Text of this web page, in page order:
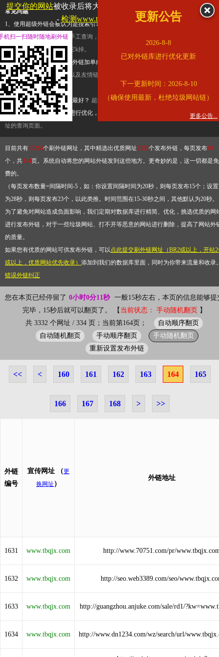
常见问题
1、使用超级外链会被认为是搜索引擎优化作弊吗？ 超级外链只是一个简便而集成
查询工具，模拟的是正常手工查询，不是作弊。如果是作弊，那您可以使用超级外
推广竞争对手的网址，让它k掉。
2、网站优化单纯依靠超级外链加单向链接可行吗？
链，需要结合普通的外链以及友情链接，您可以到站长论坛发布外链，到友情链接
台交换友情链接。
3、如何使用超级外链效果最好？ 超级外链不同于普通的外链，它是动态的链接，
有频繁使用超级外链工具进行优化，才能获得稳定的外链
，最终使搜索引擎收录带
址的查询页面。
目前共有13264个刷外链网址，其中精选出优质网址3332个发布外链，每页发布10
个，共334页。系统自动将您的网站外链发到这些地方。更奇妙的是，这一切都是免
费的。
（每页发布数量=间隔时间-5，如：你设置间隔时间为20秒，则每页发布15个；设置
为28秒，则每页发布23个，以此类推。时间范围在15-30秒之间，其他默认为20秒
为了避免对网站造成负面影响，我们定期对数据库进行精简、优化，挑选优质的网
进行发布外链，对于一些垃圾网站、打不开等恶意的网站进行删除，提高了网站外
的质量。
如果您有优质的网站可供发布外链，可以点此提交刷外链网址（BR2或以上，开站
或以上，优质网站优先收录） 添加到我们的数据库里面，同时为你带来流量和收录
错误外链纠正
您在本页已经停留了 0小时0分11秒 一般15秒左右，本页的信息能够提
完毕，15秒后就可以翻页了。 【 当前状态： 手动随机翻页 】
共 3332 个网址 / 334 页；当前第164页；
自动顺序翻页
自动随机翻页
手动顺序翻页
手动随机翻页
重新设置发布外链
<< < 160 161 162 163 164 165
166 167 168 > >>
外链
编号
宣传网址 （更
换网址 ）
外链地址
1631 www.tbqjx.com http://www.70751.com/pr/
1632 www.tbqjx.com http://seo.web3389.com/seo/
1633 www.tbqjx.com http://guangzhou.anjuke.com/sale/rd1/
1634 www.tbqjx.com http://www.dn1234.com/wz/search/url/
提交你的网站被收录后将大幅提升流量和外链，
查看展示页面
- 检测www.tbqjx.com是否收录更新公告
2026-8-8
已对外链库进行优化更新
下一更新时间：2026-8-10
（确保使用最新，杜绝垃圾网站链）
更多公告...
机扫一扫随时随地刷外链